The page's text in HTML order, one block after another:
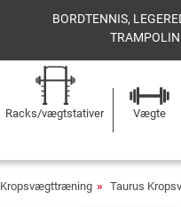
BORDTENNIS,
Racks/vægtstativer Vægte
Kropsvægttræning Taurus